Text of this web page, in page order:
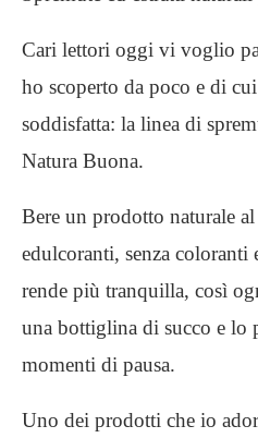
Cari lettori oggi vi voglio
ho scoperto da poco e di
soddisfatta: la linea di
Natura Buona.
Bere un prodotto naturale
edulcoranti, senza
rende più tranquilla, così
una bottiglina di succo e lo
momenti di pausa.
Uno dei prodotti che io